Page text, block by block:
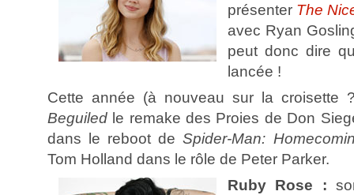
présenter The
avec Ryan
peut donc dire
lancée !
Cette année (à nouveau sur la croisette
Beguiled le remake des Proies de Don
dans le reboot deSpider-Man:
Tom Holland dans le rôle de Peter Parker.
Ruby Rose :